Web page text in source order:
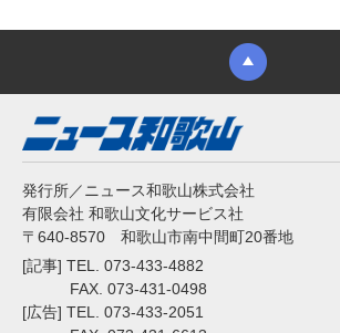
発行所／ニュース和歌山株式会社
有限会社 和歌山文化サービス社
〒640-8570 和歌山市南中間町20番地
[記事] TEL. 073-433-4882
FAX. 073-431-0498
[広告] TEL. 073-433-2051